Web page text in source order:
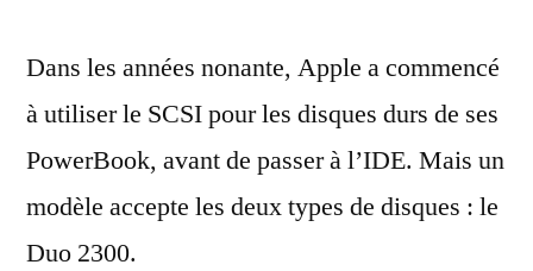
Dans les années nonante, Apple a commencé
à utiliser le SCSI pour les disques durs de ses
PowerBook, avant de passer à l’IDE. Mais un
modèle accepte les deux types de disques : le
Duo 2300.